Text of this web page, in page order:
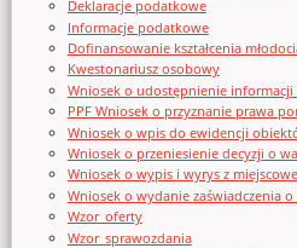
Deklaracje podatkowe
Informacje podatkowe
Dofinansowanie kształcenia
Kwestonariusz osobowy
Wniosek o udostępnienie informacji
PPF Wniosek o przyznanie prawa
Wniosek o wpis do ewidencji
Wniosek o przeniesienie decyzji o
Wniosek o wypis i wyrys z
Wniosek o wydanie zaświadczenia
Wzor_oferty
Wzor_sprawozdania